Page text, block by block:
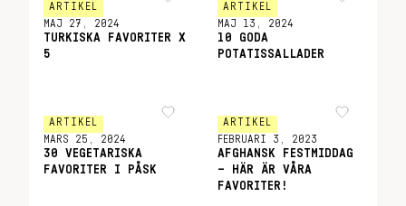
ARTIKEL
MAJ 27, 2024
TURKISKA FAVORITER X
5
ARTIKEL
MAJ 13, 2024
10 GODA
POTATISSALLADER
ARTIKEL
MARS 25, 2024
30 VEGETARISKA
FAVORITER I PÅSK
ARTIKEL
FEBRUARI 3, 2023
AFGHANSK FESTMIDDAG
– HÄR ÄR VÅRA
FAVORITER!